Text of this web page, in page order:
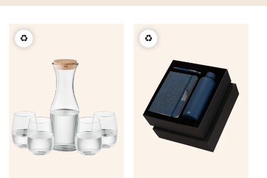
à partir de à partir de
♻️ ♻️